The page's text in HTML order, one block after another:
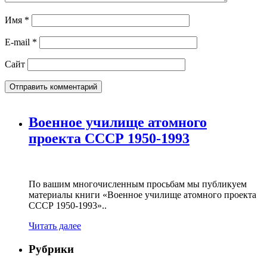
Имя *
E-mail *
Сайт
Военное училище атомного
проекта СССР 1950-1993
По вашим многочисленным просьбам мы публикуем
материалы книги «Военное училище атомного проекта
СССР 1950-1993»..
Читать далее
Рубрики